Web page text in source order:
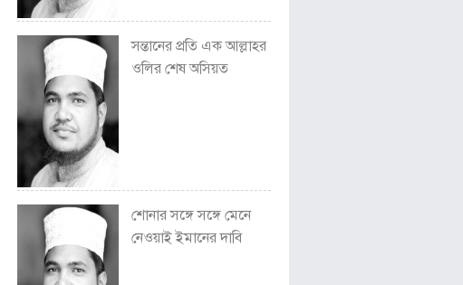
সন্তানের প্রতি এক আল্লাহর
ওলির শেষ অসিয়ত
শোনার সঙ্গে সঙ্গে মেনে
নেওয়াই ইমানের দাবি